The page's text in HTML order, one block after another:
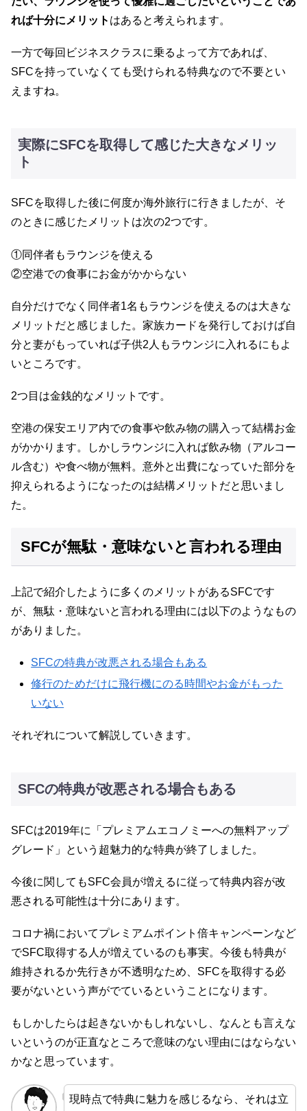
れば十分にメリット はあると考えられます。
一方で毎回ビジネスクラスに乗るよって方であれば、
SFCを持っていなくても受けられる特典なので不要とい
えますね。
実際にSFCを取得して感じた大きなメリッ
ト
SFCを取得した後に何度か海外旅行に行きましたが、そ
のときに感じたメリットは次の2つです。
①同伴者もラウンジを使える
②空港での食事にお金がかからない
自分だけでなく同伴者1名もラウンジを使えるのは大きな
メリットだと感じました。家族カードを発行しておけば自
分と妻がもっていれば子供2人もラウンジに入れるにもよ
いところです。
2つ目は金銭的なメリットです。
空港の保安エリア内での食事や飲み物の購入って結構お金
がかかります。しかしラウンジに入れば飲み物（アルコー
ル含む）や食べ物が無料。意外と出費になっていた部分を
抑えられるようになったのは結構メリットだと思いまし
た。
SFCが無駄・意味ないと言われる理由
上記で紹介したように多くのメリットがあるSFCです
が、無駄・意味ないと言われる理由には以下のようなもの
がありました。
SFCの特典が改悪される場合もある
修行のためだけに飛行機にのる時間やお金がもった
いない
それぞれについて解説していきます。
SFCの特典が改悪される場合もある
SFCは2019年に「プレミアムエコノミーへの無料アップ
グレード」という超魅力的な特典が終了しました。
今後に関してもSFC会員が増えるに従って特典内容が改
悪される可能性は十分にあります。
コロナ禍においてプレミアムポイント倍キャンペーンなど
でSFC取得する人が増えているのも事実。今後も特典が
維持されるか先行きが不透明なため、SFCを取得する必
要がないという声がでているということになります。
もしかしたらは起きないかもしれないし、なんとも言えな
いというのが正直なところで意味のない理由にはならない
かなと思っています。
現時点で特典に魅力を感じるなら、それは立